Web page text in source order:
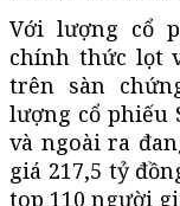
Với lượng cổ
chính thức lọt
trên sàn
lượng cổ phiếu
và ngoài ra
giá 217,5 tỷ
top 110 người